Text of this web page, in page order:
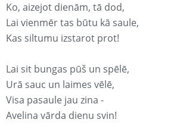
Ko, aizejot dienām, tā dod,
Lai vienmēr tas būtu kā saule,
Kas siltumu izstarot prot!
Lai sit bungas pūš un spēlē,
Urā sauc un laimes vēlē,
Visa pasaule jau zina -
Avelina vārda dienu svin!